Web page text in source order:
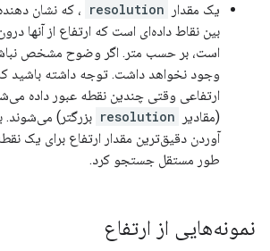
یک مقدار
resolution ، که نشان
بین نقاط داده‌ای است که ارتفاع از آنها
است، بر حسب متر. اگر وضوح مشخص
وجود نخواهد داشت. توجه داشته باشید
ارتفاعی وقتی چندین نقطه عبور داده
(مقادیر
resolution بزرگتر) می‌شوند.
آوردن دقیق‌ترین مقدار ارتفاع برای یک
طور مستقل جستجو کرد.
نمونه‌هایی از ارتفاع